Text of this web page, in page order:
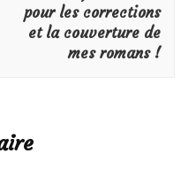
pour les corrections
et la couverture de
mes romans !